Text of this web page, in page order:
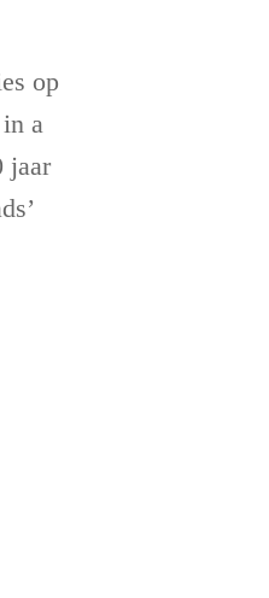
op
a
jaar